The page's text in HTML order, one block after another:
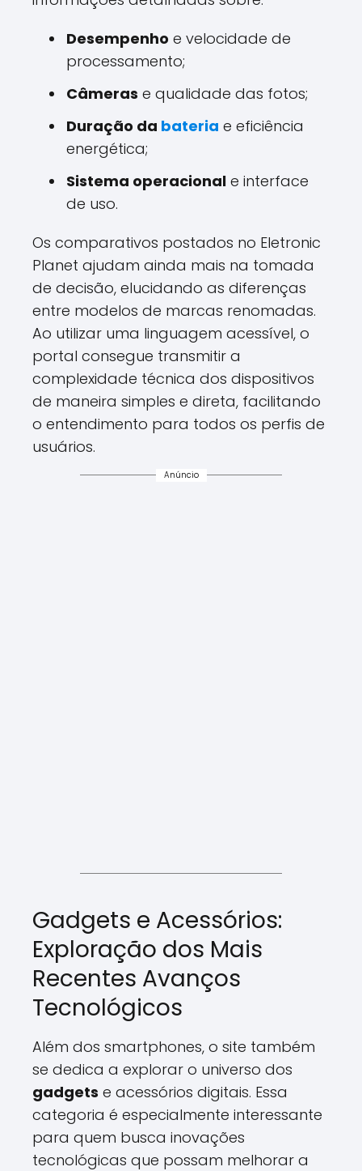
Desempenho e velocidade de
processamento;
Câmeras e qualidade das fotos;
Duração da bateria e eficiência
energética;
Sistema operacional e interface
de uso.
Os comparativos postados no Eletronic
Planet ajudam ainda mais na tomada
de decisão, elucidando as diferenças
entre modelos de marcas renomadas.
Ao utilizar uma linguagem acessível, o
portal consegue transmitir a
complexidade técnica dos dispositivos
de maneira simples e direta, facilitando
o entendimento para todos os perfis de
usuários.
Anúncio
Gadgets e Acessórios:
Exploração dos Mais
Recentes Avanços
Tecnológicos
Além dos smartphones, o site também
se dedica a explorar o universo dos
gadgets e acessórios digitais. Essa
categoria é especialmente interessante
para quem busca inovações
tecnológicas que possam melhorar a